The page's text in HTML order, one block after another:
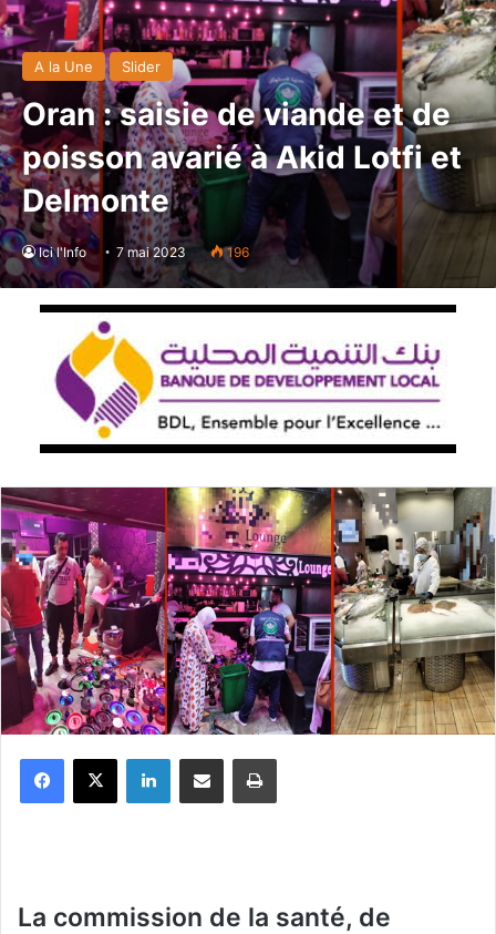
A la Une Slider
Oran : saisie de viande et de
poisson avarié à Akid Lotfi et
Delmonte
Ici l'Info 7 mai 2023 196
La commission de la santé, de